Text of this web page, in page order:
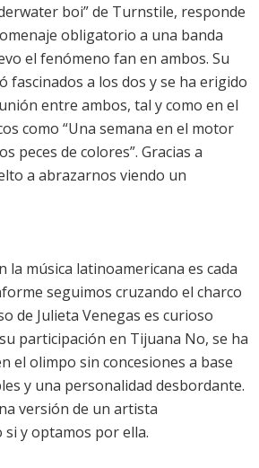
boi” de Turnstile, responde
obligatorio a una banda
el fenómeno fan en ambos. Su
fascinados a los dos y se ha erigido
entre ambos, tal y como en el
como “Una semana en el motor
peces de colores”. Gracias a
a abrazarnos viendo un
la música latinoamericana es cada
seguimos cruzando el charco
de Julieta Venegas es curioso
participación en Tijuana No, se ha
el olimpo sin concesiones a base
y una personalidad desbordante.
versión de un artista
y optamos por ella.